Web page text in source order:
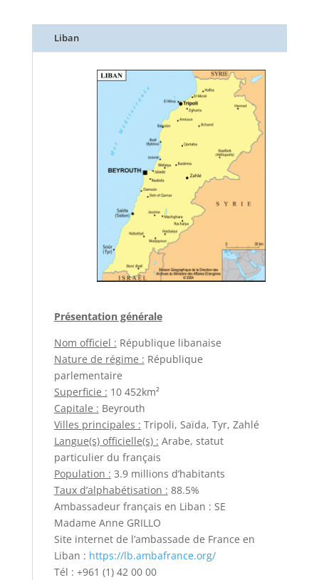
Liban
Présentation générale
Nom officiel : République libanaise
Nature de régime : République
parlementaire
Superficie : 10 452km²
Capitale : Beyrouth
Villes principales : Tripoli, Saïda, Tyr, Zahlé
Langue(s) officielle(s) : Arabe, statut
particulier du français
Population : 3.9 millions d’habitants
Taux d’alphabétisation : 88.5%
Ambassadeur français en Liban : SE
Madame Anne GRILLO
Site internet de l’ambassade de France en
Liban : https://lb.ambafrance.org/
Tél : +961 (1) 42 00 00